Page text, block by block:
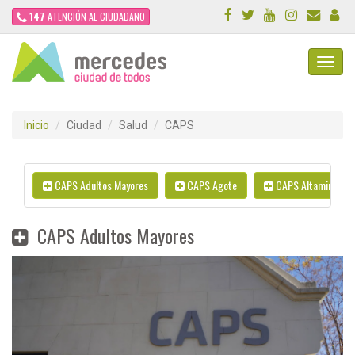
147 ATENCIÓN AL CIUDADANO
Inicio Ciudad Salud CAPS
CAPS Adultos Mayores CAPS Agote CAPS Altamira
CAPS Adultos Mayores